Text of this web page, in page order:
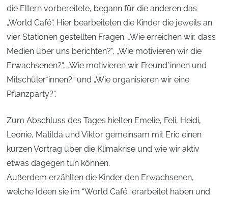
die Eltern vorbereitete, begann für die anderen das
„World Café“. Hier bearbeiteten die Kinder die jeweils an
vier Stationen gestellten Fragen: „Wie erreichen wir, dass
Medien über uns berichten?“, „Wie motivieren wir die
Erwachsenen?“, „Wie motivieren wir Freund*innen und
Mitschüler*innen?“ und „Wie organisieren wir eine
Pflanzparty?“.
Zum Abschluss des Tages hielten Emelie, Feli, Heidi,
Leonie, Matilda und Viktor gemeinsam mit Eric einen
kurzen Vortrag über die Klimakrise und wie wir aktiv
etwas dagegen tun können.
Außerdem erzählten die Kinder den Erwachsenen,
welche Ideen sie im “World Café” erarbeitet haben und